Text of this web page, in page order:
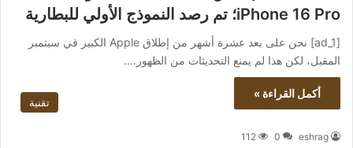
iPhone 16 Pro؛ تم رصد النموذج الأولي للبطارية
[ad_1] نحن على بعد عشرة أشهر من إطلاق Apple الكبير في سبتمبر
المقبل، لكن هذا لم يمنع التحديثات من الظهور.…
أكمل القراءة »
تقنية
eshrag
0
112